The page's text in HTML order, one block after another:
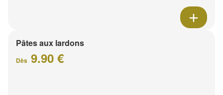
Pâtes aux lardons
Dès 9.90 €